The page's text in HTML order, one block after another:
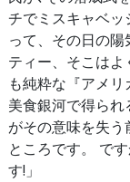
チでミスキャベ
って、その日の
ティー、そこは
も純粋な『アメ
美食銀河で得られ
がその意味を失
ところです。 で
す!」